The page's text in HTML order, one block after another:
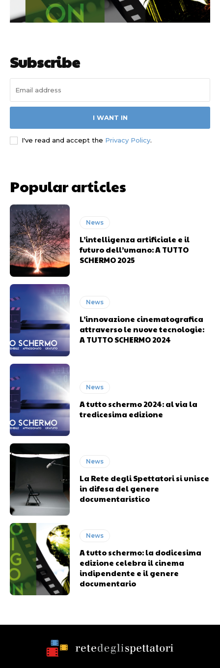
Subscribe
I WANT IN
I've read and accept the Privacy Policy.
Popular articles
News
L’intelligenza artificiale e il
futuro dell’umano: A TUTTO
SCHERMO 2025
News
L’innovazione cinematografica
attraverso le nuove tecnologie:
A TUTTO SCHERMO 2024
News
A tutto schermo 2024: al via la
tredicesima edizione
News
La Rete degli Spettatori si unisce
in difesa del genere
documentaristico
News
A tutto schermo: la dodicesima
edizione celebra il cinema
indipendente e il genere
documentario